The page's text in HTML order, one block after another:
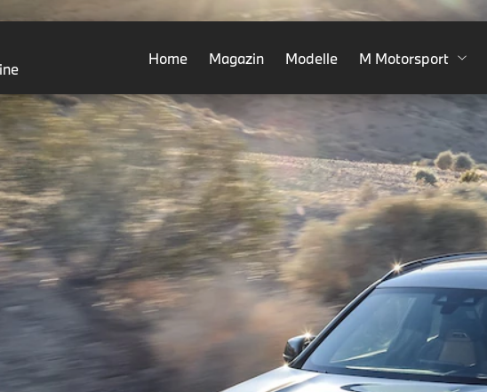
Home Magazin Modelle M Motorsport